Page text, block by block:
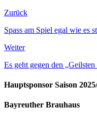
Zurück
Spass am Spiel egal wie es
Weiter
Es geht gegen den
Hauptsponsor Saison
Bayreuther Brauhaus